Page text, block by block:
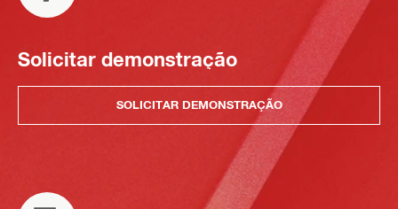
Solicitar demonstração
SOLICITAR DEMONSTRAÇÃO